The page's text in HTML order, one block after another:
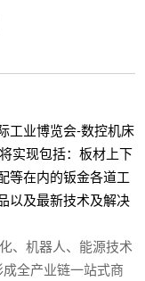
工业博览会-数控机床
实现包括：板材上下
等在内的钣金各道工
以及最新技术及解决
、机器人、能源技术
全产业链一站式商